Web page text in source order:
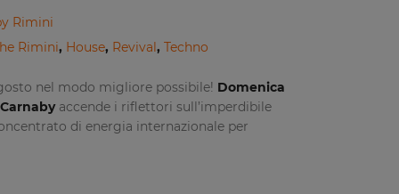
Rimini
Rimini, House, Revival, Techno
nel modo migliore possibile! Domenica
Carnabyaccende i riflettori sull’imperdibile
di energia internazionale per